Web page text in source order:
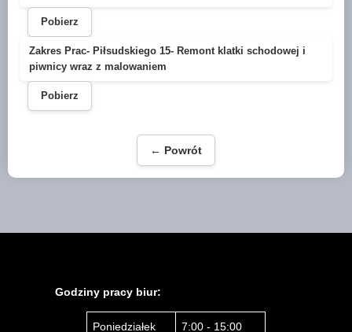
Pobierz
Zakres Prac- Piłsudskiego 15- Remont klatki schodowej i
piwnicy wraz z malowaniem
Pobierz
← Powrót
Godziny pracy biur:
Poniedziałek 7:00 - 15:00